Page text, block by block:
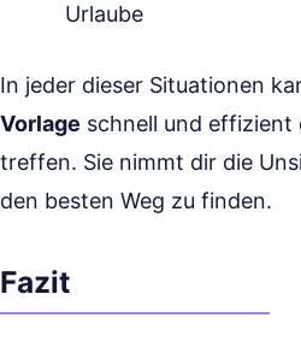
Urlaube
In jeder dieser Situationen
Vorlage schnell und effizient
treffen. Sie nimmt dir die
den besten Weg zu finden.
Fazit